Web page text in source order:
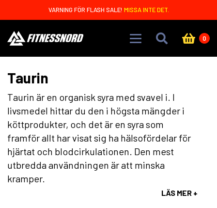
VARNING FÖR FLASH SALE! MISSA INTE DET.
0
Taurin
Taurin är en organisk syra med svavel i. I
livsmedel hittar du den i högsta mängder i
köttprodukter, och det är en syra som
framför allt har visat sig ha hälsofördelar för
hjärtat och blodcirkulationen. Den mest
utbredda användningen är att minska
kramper.
LÄS MER +